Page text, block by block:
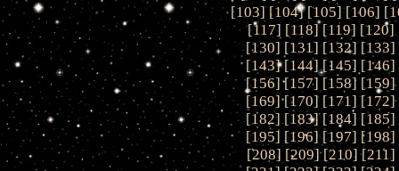
[103] [104] [105] [106] [
[117] [118] [119] [120]
[130] [131] [132] [133]
[143] [144] [145] [146]
[156] [157] [158] [159]
[169] [170] [171] [172]
[182] [183] [184] [185]
[195] [196] [197] [198]
[208] [209] [210] [211]